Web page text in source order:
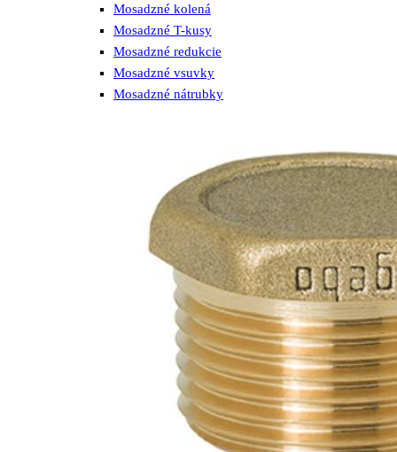
Mosadzné kolená
Mosadzné T-kusy
Mosadzné redukcie
Mosadzné vsuvky
Mosadzné nátrubky